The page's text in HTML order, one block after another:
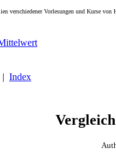
verschiedener Vorlesungen und Kurse
| Index